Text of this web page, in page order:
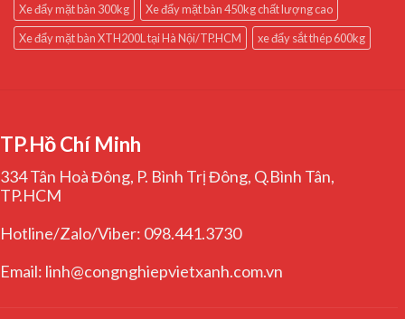
Xe đẩy mặt bàn 300kg
Xe đẩy mặt bàn 450kg chất lượng cao
Xe đẩy mặt bàn XTH200L tại Hà Nội/TP.HCM
xe đẩy sắt thép 600kg
TP.Hồ Chí Minh
334 Tân Hoà Đông, P. Bình Trị Đông, Q.Bình Tân,
TP.HCM
Hotline/Zalo/Viber: 098.441.3730
Email: linh@congnghiepvietxanh.com.vn